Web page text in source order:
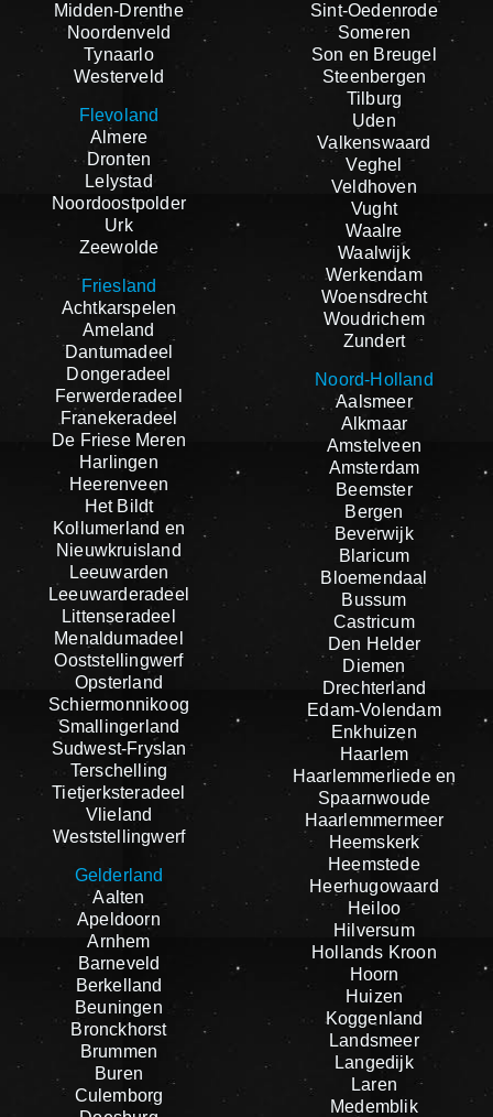
Midden-Drenthe
Noordenveld
Tynaarlo
Westerveld
Flevoland
Almere
Dronten
Lelystad
Noordoostpolder
Urk
Zeewolde
Friesland
Achtkarspelen
Ameland
Dantumadeel
Dongeradeel
Ferwerderadeel
Franekeradeel
De Friese Meren
Harlingen
Heerenveen
Het Bildt
Kollumerland en
Nieuwkruisland
Leeuwarden
Leeuwarderadeel
Littenseradeel
Menaldumadeel
Ooststellingwerf
Opsterland
Schiermonnikoog
Smallingerland
Sudwest-Fryslan
Terschelling
Tietjerksteradeel
Vlieland
Weststellingwerf
Gelderland
Aalten
Apeldoorn
Arnhem
Barneveld
Berkelland
Beuningen
Bronckhorst
Brummen
Buren
Culemborg
Sint-Oedenrode
Someren
Son en Breugel
Steenbergen
Tilburg
Uden
Valkenswaard
Veghel
Veldhoven
Vught
Waalre
Waalwijk
Werkendam
Woensdrecht
Woudrichem
Zundert
Noord-Holland
Aalsmeer
Alkmaar
Amstelveen
Amsterdam
Beemster
Bergen
Beverwijk
Blaricum
Bloemendaal
Bussum
Castricum
Den Helder
Diemen
Drechterland
Edam-Volendam
Enkhuizen
Haarlem
Haarlemmerliede en
Spaarnwoude
Haarlemmermeer
Heemskerk
Heemstede
Heerhugowaard
Heiloo
Hilversum
Hollands Kroon
Hoorn
Huizen
Koggenland
Landsmeer
Langedijk
Laren
Medemblik